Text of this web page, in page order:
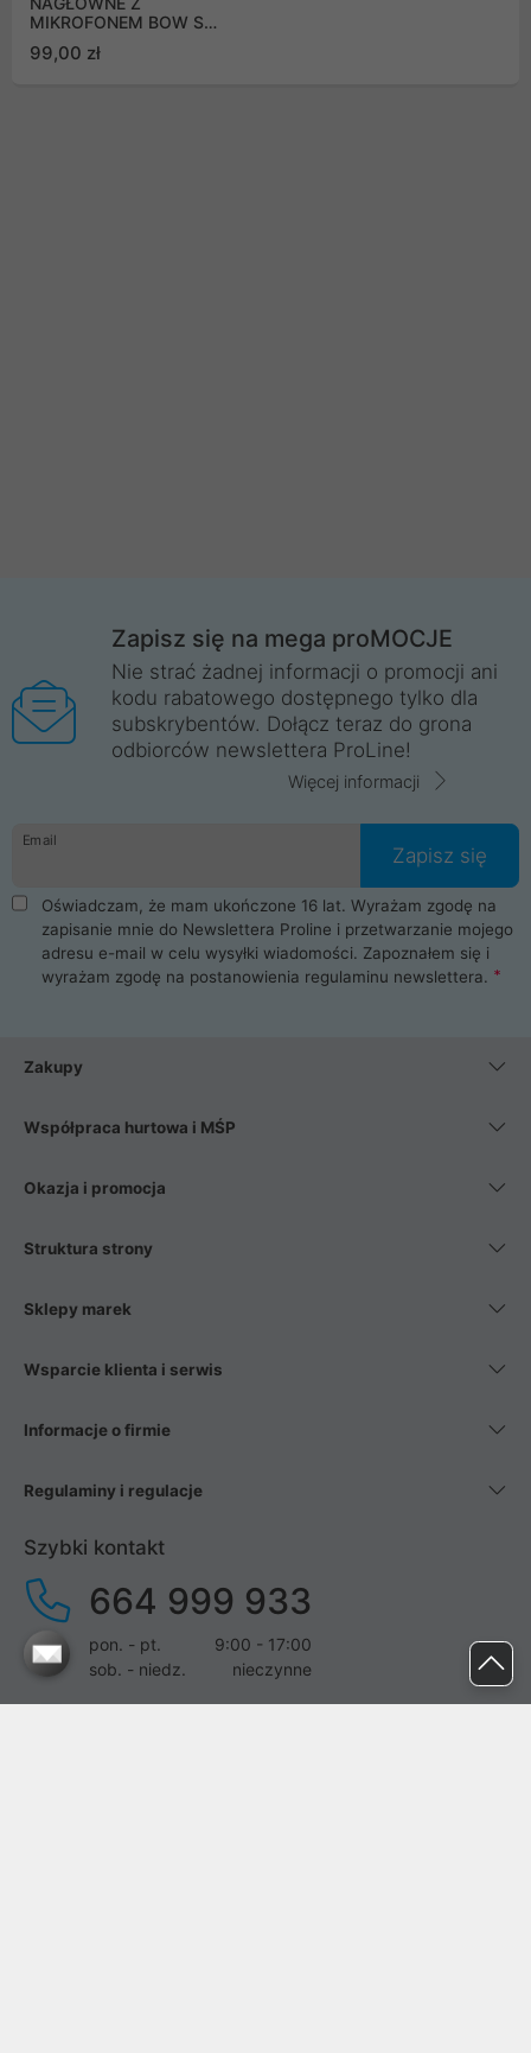
MIKROFONEM BOW S-
99,00 zł
Zapisz się na mega proMOCJE
Nie strać żadnej informacji o promocji ani
kodu rabatowego dostępnego tylko dla
subskrybentów. Dołącz teraz do grona
odbiorców newslettera ProLine!
Więcej informacji
Email
Zapisz się
Oświadczam, że mam ukończone 16 lat. Wyrażam zgodę na
zapisanie mnie do Newslettera Proline i przetwarzanie mojego
adresu e-mail w celu wysyłki wiadomości. Zapoznałem się i
wyrażam zgodę na postanowienia regulaminu newslettera.
Zakupy
Współpraca hurtowa i MŚP
Okazja i promocja
Struktura strony
Sklepy marek
Wsparcie klienta i serwis
Informacje o firmie
Regulaminy i regulacje
Szybki kontakt
664 999 933
pon. - pt.
9:00 - 17:00
sob. - niedz.
nieczynne